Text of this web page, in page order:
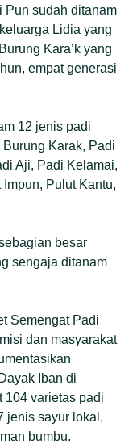
Pun sudah ditanam
Lidia yang
Kara’k yang
empat generasi
12 jenis padi
Karak, Padi
Aji, Padi Kelamai,
Pulut Kantu,
besar
sengaja ditanam
Semengat Padi
dan masyarakat
Iban di
104 varietas padi
jenis sayur lokal,
bumbu.